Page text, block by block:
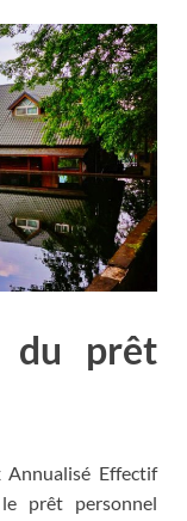
du prêt
Annualisé Effectif
prêt personnel